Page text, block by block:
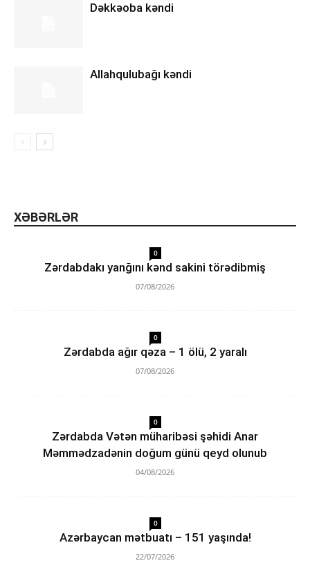
Dəkkəoba kəndi
Allahqulubağı kəndi
XƏBƏRLƏR
0
Zərdabdakı yanğını kənd sakini törədibmiş
07/08/2026
0
Zərdabda ağır qəza – 1 ölü, 2 yaralı
07/08/2026
0
Zərdabda Vətən müharibəsi şəhidi Anar
Məmmədzadənin doğum günü qeyd olunub
04/08/2026
0
Azərbaycan mətbuatı – 151 yaşında!
22/07/2026